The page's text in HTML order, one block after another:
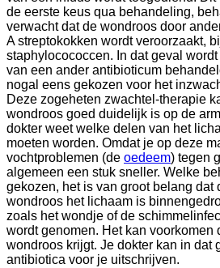
de eerste keus qua behandeling,
verwacht dat de wondroos door
A streptokokken wordt veroorzaakt,
staphylocococcen. In dat geval
van een ander antibioticum
nogal eens gekozen voor het
Deze zogeheten zwachtel-therapie
wondroos goed duidelijk is op de
dokter weet welke delen van het
moeten worden. Omdat je op deze
vochtproblemen (de oedeem) tegen
algemeen een stuk sneller. Welke
gekozen, het is van groot belang dat
wondroos het lichaam is
zoals het wondje of de
wordt genomen. Het kan voorkomen
wondroos krijgt. Je dokter kan in dat
antibiotica voor je uitschrijven.